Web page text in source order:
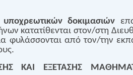
δοκιμασιών
κατατίθενται στον/στη
φυλάσσονται από τον/την
ΚΑΙ ΕΞΕΤΑΣΗΣ